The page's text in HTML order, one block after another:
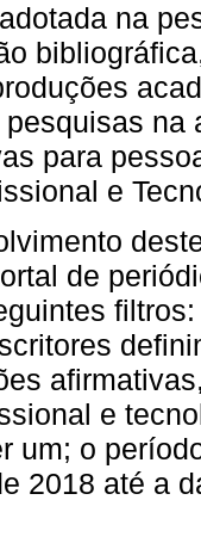
na
para
e
de
e
um; o
2018 até a